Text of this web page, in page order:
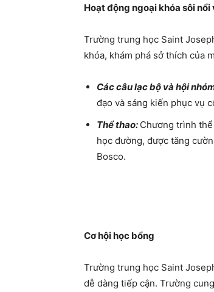
Hoạt động ngoại khóa sôi
Trường trung học Saint
khóa, khám phá sở thích của
Các câu lạc bộ và hội
đạo và sáng kiến ​​phục vụ
Thể thao: Chương trình
học đường, được tăng
Bosco.
Cơ hội học bổng
Trường trung học Saint
dễ dàng tiếp cận. Trường